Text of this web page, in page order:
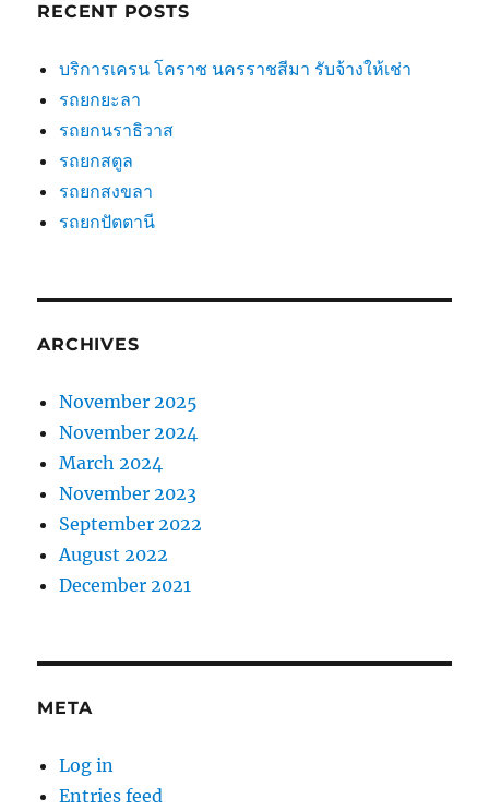
RECENT POSTS
บริการเครน โคราช นครราชสีมา รับจ้างให้เช่า
รถยกยะลา
รถยกนราธิวาส
รถยกสตูล
รถยกสงขลา
รถยกปัตตานี
ARCHIVES
November 2025
November 2024
March 2024
November 2023
September 2022
August 2022
December 2021
META
Log in
Entries feed